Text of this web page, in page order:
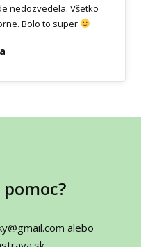
nedozvedela. Všetko
Bolo to super
alebo